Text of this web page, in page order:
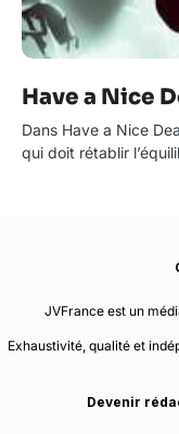
Have a Nice
Dans Have a Nice
qui doit rétablir
JVFrance est un
Exhaustivité, qualité et
Devenir